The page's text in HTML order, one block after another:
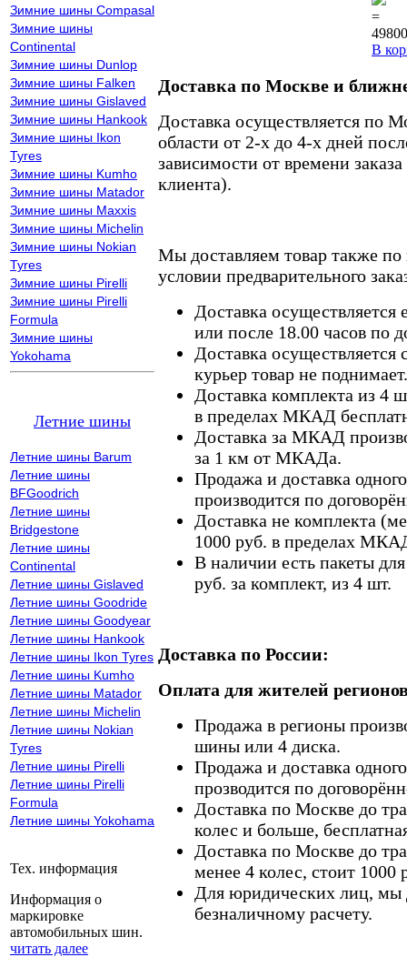
Зимние шины Compasal
Зимние шины
Continental
Зимние шины Dunlop
Зимние шины Falken
Зимние шины Gislaved
Зимние шины Hankook
Зимние шины Ikon
Tyres
Зимние шины Kumho
Зимние шины Matador
Зимние шины Maxxis
Зимние шины Michelin
Зимние шины Nokian
Tyres
Зимние шины Pirelli
Зимние шины Pirelli
Formula
Зимние шины
Yokohama
Летние шины
Летние шины Barum
Летние шины
BFGoodrich
Летние шины
Bridgestone
Летние шины
Continental
Летние шины Gislaved
Летние шины Goodride
Летние шины Goodyear
Летние шины Hankook
Летние шины Ikon Tyres
Летние шины Kumho
Летние шины Matador
Летние шины Michelin
Летние шины Nokian
Tyres
Летние шины Pirelli
Летние шины Pirelli
Formula
Летние шины Yokohama
Тех. информация
Информация о
маркировке
автомобильных шин.
читать далее
=
В
Доставка по Москве и
Доставка осуществляется по
области от 2-х до 4-х дней
зависимости от времени
клиента).
Мы доставляем товар также
условии предварительного
Доставка осуществляется
или после 18.00 часов по
Доставка осуществляется
курьер товар не поднимает.
Доставка комплекта из 4
в пределах МКАД
Доставка за МКАД
за 1 км от МКАДа.
Продажа и доставка
производится по
Доставка не комплекта
1000 руб. в пределах
В наличии есть пакеты
руб. за комплект, из 4 шт.
Доставка по России:
Оплата для жителей
Продажа в регионы
шины или 4 диска.
Продажа и доставка
прозводится по
Доставка по Москве до
колес и больше,
Доставка по Москве до
менее 4 колес, стоит 1000
Для юридических лиц, мы
безналичному расчету.